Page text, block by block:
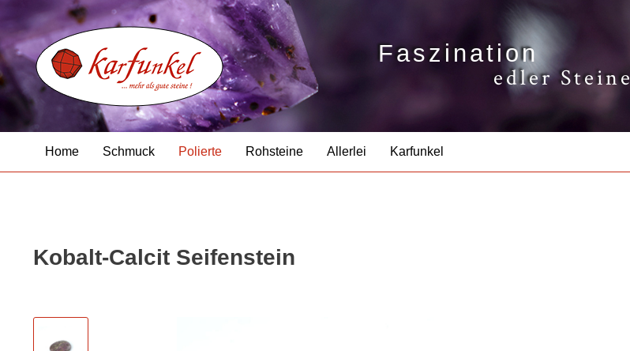
Faszination
edler Steine
Home Schmuck Polierte Rohsteine Allerlei Karfunkel
Kobalt-Calcit Seifenstein